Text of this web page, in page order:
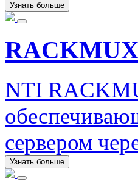
Узнать больше
NTI
сервером
Узнать больше